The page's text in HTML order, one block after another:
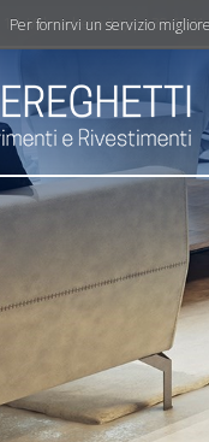
Per fornirvi un servizio
16, Valmadrera (Lc) | +39